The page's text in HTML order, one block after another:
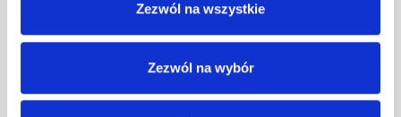
Zezwól na wszystkie
Zezwól na wybór
+48 33 47 94 400
dok@mdmnt.com